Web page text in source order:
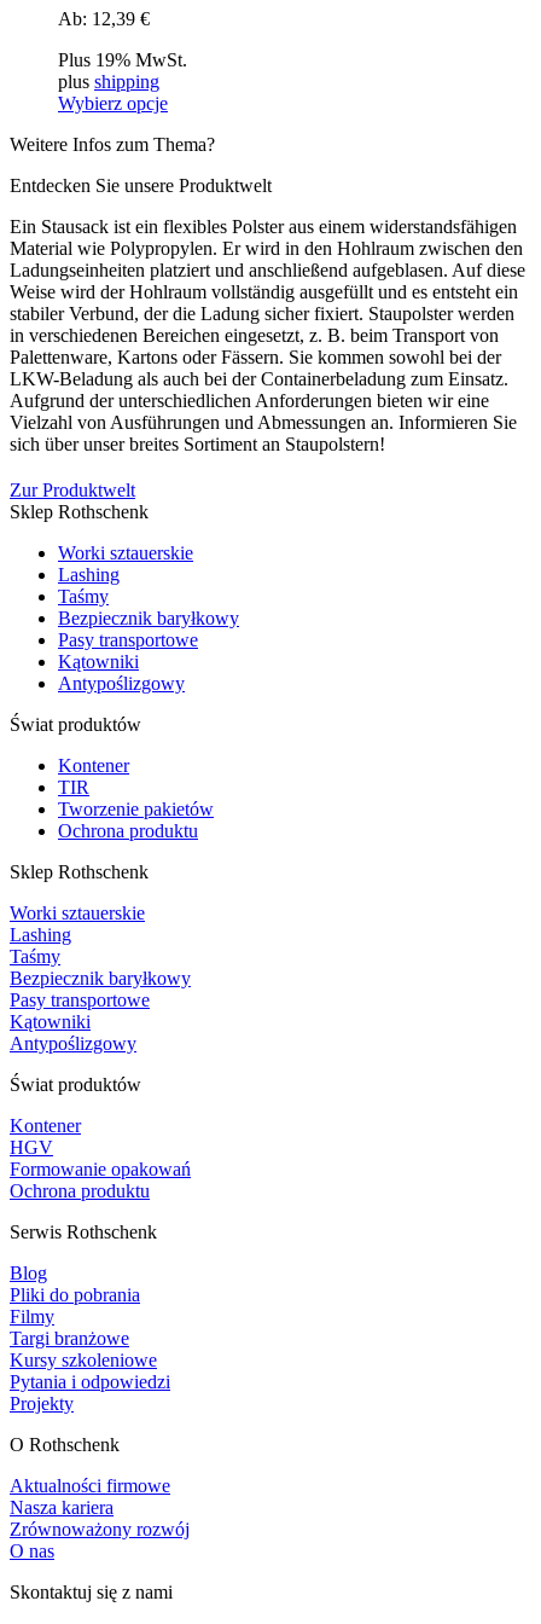
można
wybrać
na
stronie
produktu
Ab: 12,39 €
Plus 19% MwSt.
plus shipping
Wybierz opcje
produkt
wiele
Opcje
można
wybrać
na
stronie
produktu
Weitere Infos zum Thema?
Entdecken Sie unsere Produktwelt
Ein Stausack ist ein flexibles Polster aus einem widerstandsfähigen
Material wie Polypropylen. Er wird in den Hohlraum zwischen den
Ladungseinheiten platziert und anschließend aufgeblasen. Auf diese
Weise wird der Hohlraum vollständig ausgefüllt und es entsteht ein
stabiler Verbund, der die Ladung sicher fixiert. Staupolster werden
in verschiedenen Bereichen eingesetzt, z. B. beim Transport von
Palettenware, Kartons oder Fässern. Sie kommen sowohl bei der
LKW-Beladung als auch bei der Containerbeladung zum Einsatz.
Aufgrund der unterschiedlichen Anforderungen bieten wir eine
Vielzahl von Ausführungen und Abmessungen an. Informieren Sie
sich über unser breites Sortiment an Staupolstern!
Zur Produktwelt
Sklep Rothschenk
Worki sztauerskie
Lashing
Taśmy
Bezpiecznik baryłkowy
Pasy transportowe
Kątowniki
Antypoślizgowy
Świat produktów
Kontener
TIR
Tworzenie pakietów
Ochrona produktu
Sklep Rothschenk
Worki sztauerskie
Lashing
Taśmy
Bezpiecznik baryłkowy
Pasy transportowe
Kątowniki
Antypoślizgowy
Świat produktów
Kontener
HGV
Formowanie opakowań
Ochrona produktu
Serwis Rothschenk
Blog
Pliki do pobrania
Filmy
Targi branżowe
Kursy szkoleniowe
Pytania i odpowiedzi
Projekty
O Rothschenk
Aktualności firmowe
Nasza kariera
Zrównoważony rozwój
O nas
Skontaktuj się z nami